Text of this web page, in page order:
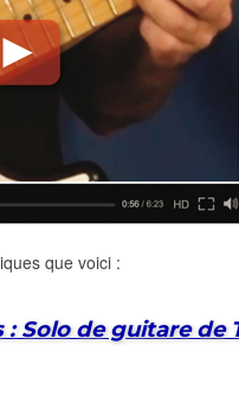
que voici :
Solo de guitare de